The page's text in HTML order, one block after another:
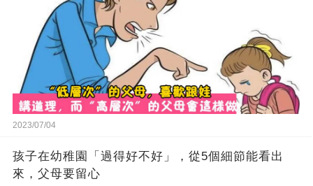
2023/07/04
孩子在幼稚園「過得好不好」，從5個細節能看出
來，父母要留心